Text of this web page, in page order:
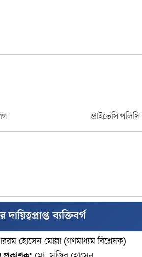
প্রাইভেসি পলিসি
দায়িত্বপ্রাপ্ত ব্যক্তিবর্গ
হোসেন মোল্লা (গণমাধ্যম বিশ্লেষক)